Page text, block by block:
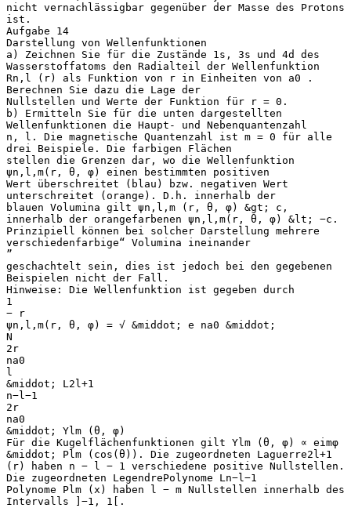
nicht vernachlässigbar gegenüber der Masse des Protons
ist.
Aufgabe 14
Darstellung von Wellenfunktionen
a) Zeichnen Sie für die Zustände 1s, 3s und 4d des
Wasserstoffatoms den Radialteil der Wellenfunktion
Rn,l (r) als Funktion von r in Einheiten von a0 .
Berechnen Sie dazu die Lage der
Nullstellen und Werte der Funktion für r = 0.
b) Ermitteln Sie für die unten dargestellten
Wellenfunktionen die Haupt- und Nebenquantenzahl
n, l. Die magnetische Quantenzahl ist m = 0 für alle
drei Beispiele. Die farbigen Flächen
stellen die Grenzen dar, wo die Wellenfunktion
ψn,l,m(r, θ, φ) einen bestimmten positiven
Wert überschreitet (blau) bzw. negativen Wert
unterschreitet (orange). D.h. innerhalb der
blauen Volumina gilt ψn,l,m (r, θ, φ) &gt; c,
innerhalb der orangefarbenen ψn,l,m(r, θ, φ) &lt; −c.
Prinzipiell können bei solcher Darstellung mehrere
verschiedenfarbige“ Volumina ineinander
”
geschachtelt sein, dies ist jedoch bei den gegebenen
Beispielen nicht der Fall.
Hinweise: Die Wellenfunktion ist gegeben durch
1
− r
ψn,l,m(r, θ, φ) = √ &middot; e na0 &middot;
N
2r
na0
l
&middot; L2l+1
n−l−1
2r
na0
&middot; Ylm (θ, φ)
Für die Kugelflächenfunktionen gilt Ylm (θ, φ) ∝ eimφ
&middot; Plm (cos(θ)). Die zugeordneten Laguerre2l+1
(r) haben n − l − 1 verschiedene positive Nullstellen.
Die zugeordneten LegendrePolynome Ln−l−1
Polynome Plm (x) haben l − m Nullstellen innerhalb des
Intervalls ]−1, 1[.